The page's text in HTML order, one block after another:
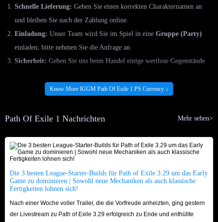
Schnelle Lieferung: Geben Sie einen korrekten Charakternamen an
und bleiben Sie nach der Zahlung online.
Einladung: Unser Team wird Sie im Spiel in eine Gruppe (Party)
einladen; bitte nehmen Sie die Anfrage an.
Sicherheit: Geben Sie uns beim Handel einige wertlose Gegenstände
(Trash-Items) und vermeiden Sie Begriffe wie „Transaktion“ oder
„Kauf“ im Chat, um den Handel legitim erscheinen zu lassen und Bans
Wie finde ich meine PSN-ID?
Wählen SieBenutzer und Konten .
Wählen SieKonto.
Gehen Sie aufProfil.
Wählen SieOnline-ID, um Ihren aktuellen Namen zu sehen.
FAQ zum Kauf von Path of Exile PS4/5-Währung
Know More IGGM Path Of Exile 1 PS Currency ↓
Path Of Exile 1 Nachrichten Mehr sehen>
Die 3 besten League-Starter-Builds für Path of Exile 3.29 um das Early
Game zu dominieren | Sowohl neue Mechaniken als auch klassische
Fertigkeiten lohnen sich!
Nach einer Woche voller Trailer, die die Vorfreude anheizten, ging gestern
der Livestream zu Path of Exile 3.29 erfolgreich zu Ende und enthüllte